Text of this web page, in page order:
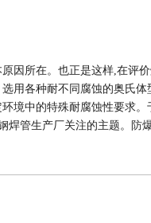
因所在。也正是这样,在评
用各种耐不同腐蚀的奥氏体
境中的特殊耐腐蚀性要求。
管生产厂关注的主题。
防